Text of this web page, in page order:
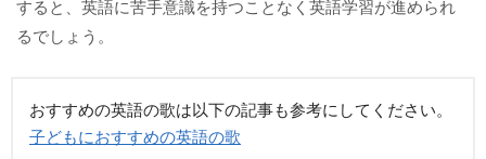
すると、英語に苦手意識を持つことなく英語学習が進められ
るでしょう。
おすすめの英語の歌は以下の記事も参考にしてください。
子どもにおすすめの英語の歌